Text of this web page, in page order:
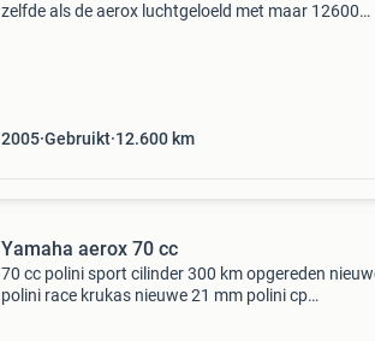
zelfde als de aerox luchtgeloeld met maar 12600
2005 Gebruikt 12.600 km
Yamaha aerox 70 cc
70 cc polini sport cilinder 300 km opgereden
polini race krukas nieuwe 21 mm polini cp